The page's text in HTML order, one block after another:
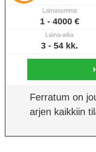
Lainasumma
1 - 4000 €
Laina-aika
3 - 54 kk.
Ferratum on
arjen kaikkiin